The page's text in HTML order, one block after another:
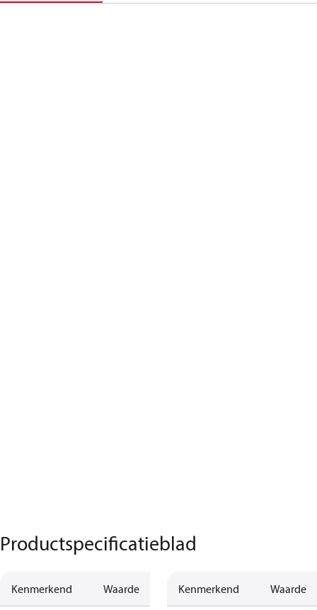
Productspecificatieblad
Kenmerkend Waarde Kenmerkend Waarde